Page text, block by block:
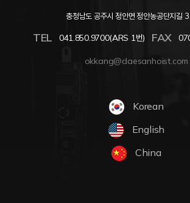
충청남도 공주시 정안면 정안농공단지길
TEL 041.850.9700(ARS 1번) FAX
okkang@daesanhoist.com
Korean
English
China